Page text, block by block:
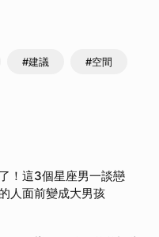
#建議 #空間
！這3個星座男一談戀
人面前變成大男孩